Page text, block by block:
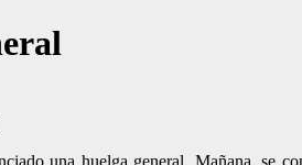
una huelga general. Mañana, se